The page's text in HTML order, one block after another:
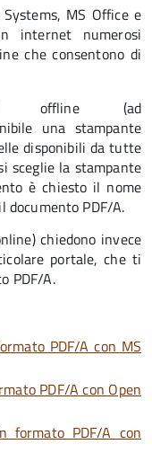
MS Office e
internet numerosi
che consentono di
offline (ad
una stampante
disponibili da tutte
sceglie la stampante
è chiesto il nome
documento PDF/A.
chiedono invece
portale, che ti
PDF/A.
PDF/A con MS
PDF/A con Open
formato PDF/A con